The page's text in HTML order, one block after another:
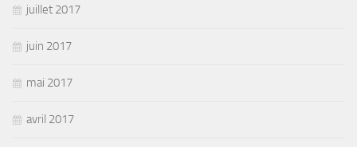
juillet 2017
juin 2017
mai 2017
avril 2017